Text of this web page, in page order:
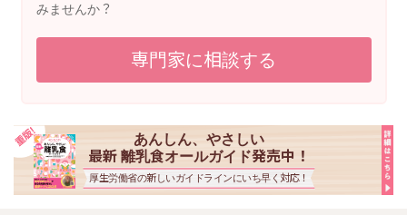
みませんか？
専門家に相談する
あんしん、やさしい
最新 離乳食オールガイド発売中！
厚生労働省の新しいガイドラインにいち早く対応！